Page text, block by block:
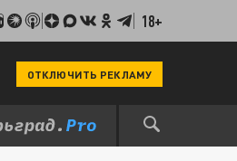
18+
ОТКЛЮЧИТЬ РЕКЛАМУ